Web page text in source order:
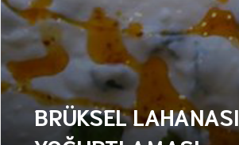
BRÜKSEL LAHANASI